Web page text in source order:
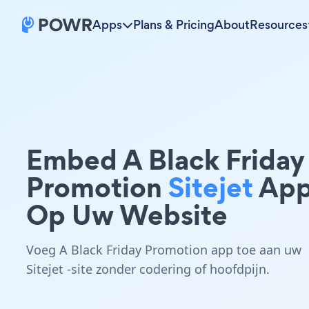
Apps Plans & PricingAboutResources
Embed A Black Friday
Promotion Sitejet
Op Uw Website
Voeg A Black Friday Promotion app toe aan uw
Sitejet -site zonder codering of hoofdpijn.